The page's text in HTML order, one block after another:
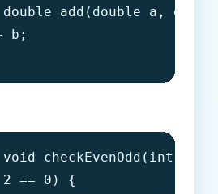
add(double a,
b;
checkEvenOdd(int
== 0) {